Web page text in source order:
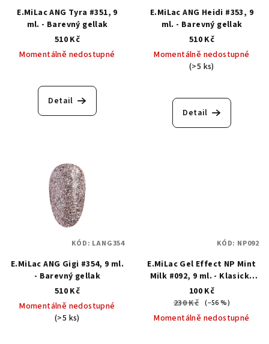
E.MiLac ANG Tyra #351, 9
ml. - Barevný gellak
510 Kč
Momentálně nedostupné
Detail
E.MiLac ANG Heidi #353, 9
ml. - Barevný gellak
510 Kč
Momentálně nedostupné
(>5 ks)
Detail
E.MiLac ANG Gigi #354, 9 ml.
- Barevný gellak
510 Kč
Momentálně nedostupné
(>5 ks)
KÓD: LANG354
E.MiLac Gel Effect NP Mint
Milk #092, 9 ml. - Klasický
lak s gelovým efektem
100 Kč
230 Kč (–56 %)
Momentálně nedostupné
KÓD: NP092